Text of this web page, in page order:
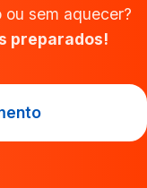
sem aquecer?
preparados!